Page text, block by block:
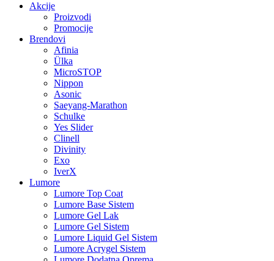
Akcije
Proizvodi
Promocije
Brendovi
Afinia
Ülka
MicroSTOP
Nippon
Asonic
Saeyang-Marathon
Schulke
Yes Slider
Clinell
Divinity
Exo
IverX
Lumore
Lumore Top Coat
Lumore Base Sistem
Lumore Gel Lak
Lumore Gel Sistem
Lumore Liquid Gel Sistem
Lumore Acrygel Sistem